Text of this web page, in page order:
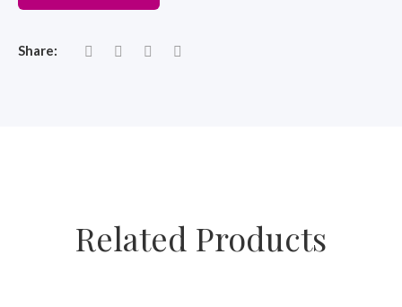
Share:
Related Products